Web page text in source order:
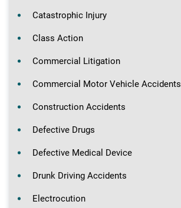
Catastrophic Injury
Class Action
Commercial Litigation
Commercial Motor Vehicle Accidents
Construction Accidents
Defective Drugs
Defective Medical Device
Drunk Driving Accidents
Electrocution